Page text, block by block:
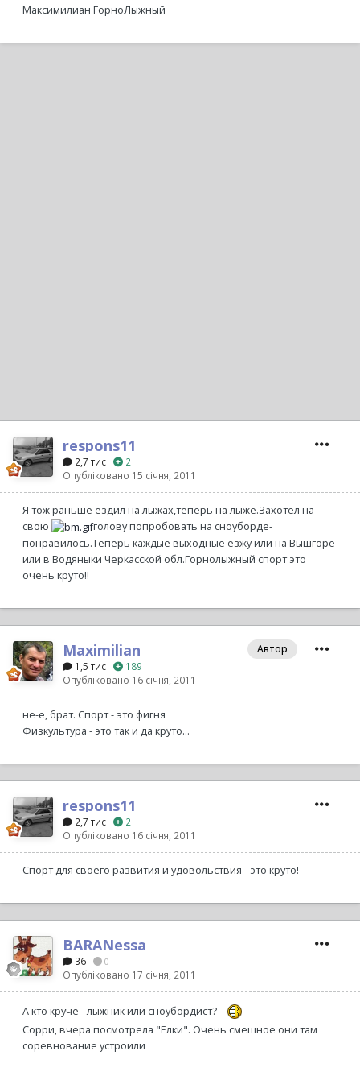
Максимилиан ГорноЛыжный
respons11
2,7 тис
2
Опубліковано 15 січня, 2011
Я тож раньше ездил на лыжах,теперь на лыже.Захотел на
свою
голову попробовать на сноуборде-
понравилось.Теперь каждые выходные езжу или на Вышгоре
или в Водяныки Черкасской обл.Горнолыжный спорт это
очень круто!!
Maximilian
1,5 тис
189
Опубліковано 16 січня, 2011
Автор
не-е, брат. Спорт - это фигня
Физкультура - это так и да круто...
respons11
2,7 тис
2
Опубліковано 16 січня, 2011
Спорт для своего развития и удовольствия - это круто!
BARANessa
36 0
Опубліковано 17 січня, 2011
А кто круче - лыжник или сноубордист?
Сорри, вчера посмотрела "Елки". Очень смешное они там
соревнование устроили